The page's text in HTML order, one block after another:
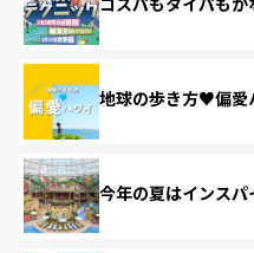
地球の歩き方♥偏愛
今年の夏はインスパ